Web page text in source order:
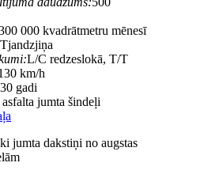
000 kvadrātmetru mēnesī
L/C redzeslokā, T/T
km/h
30 gadi
jumta šindeļi